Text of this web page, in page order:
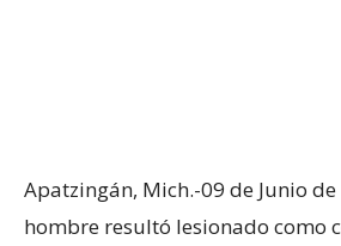
Apatzingán, Mich.-09 de Junio
hombre resultó lesionado como